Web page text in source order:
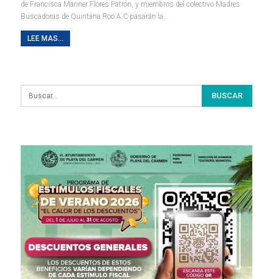
de Francisca Mariner Flores Patrón, y miembros del colectivo Madres
Buscadoras de Quintana Roo A.C pasarán la…
LEE MAS...